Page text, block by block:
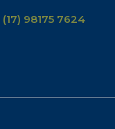
(17) 98175 7624